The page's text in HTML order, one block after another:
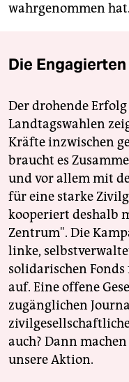
wahrgenommen hat.
Die
Der drohende
Landtagswahlen
Kräfte inzwischen
braucht es
und vor allem mit
für eine starke
kooperiert deshalb
Zentrum". Die
linke,
solidarischen
auf. Eine offene
zugänglichen
auch? Dann
unsere Aktion.